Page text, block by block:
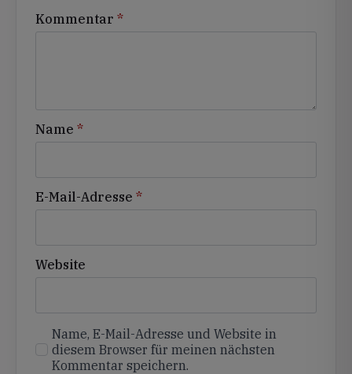
Kommentar *
Name *
E-Mail-Adresse *
Website
Name, E-Mail-Adresse und Website in
diesem Browser für meinen nächsten
Kommentar speichern.